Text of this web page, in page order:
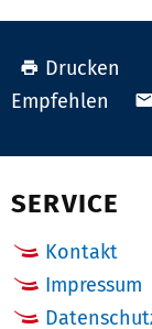
Drucken
Empfehlen
SERVICE
Kontakt
Impressum